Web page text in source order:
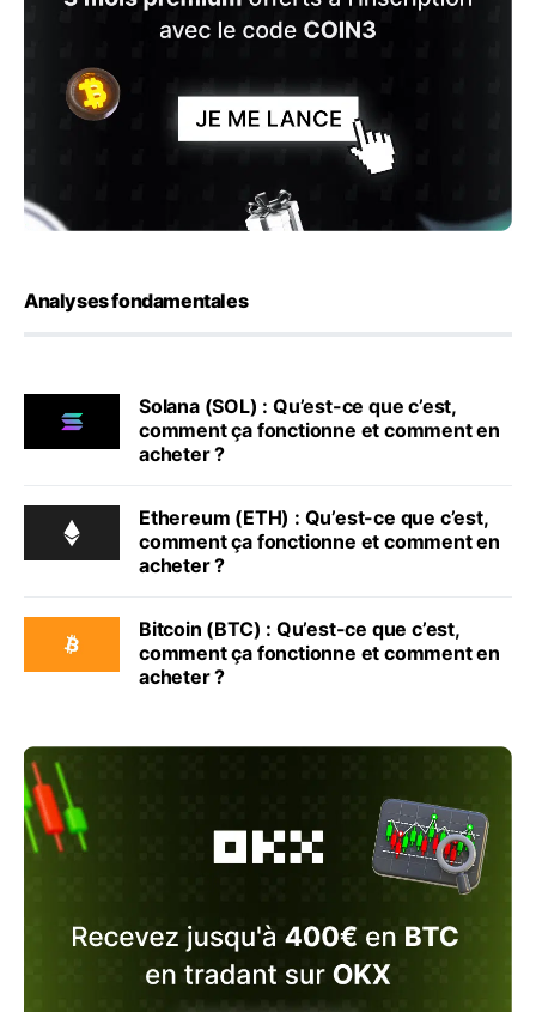
Analyses fondamentales
Solana (SOL) : Qu’est-ce que c’est,
comment ça fonctionne et comment en
acheter ?
Ethereum (ETH) : Qu’est-ce que c’est,
comment ça fonctionne et comment en
acheter ?
Bitcoin (BTC) : Qu’est-ce que c’est,
comment ça fonctionne et comment en
acheter ?